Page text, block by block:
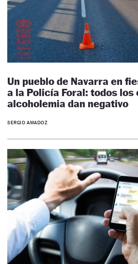
Un pueblo de Navarra en
a la Policía Foral: todos
alcoholemia dan negativo
SERGIO AMADOZ